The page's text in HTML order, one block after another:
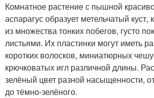
Комнатное растение с пышной
аспарагус образует метельчатый куст,
из множества тонких побегов, густо
листьями. Их пластинки могут иметь
коротких волосков, миниатюрных
крючковатых игл различной длины.
зелёный цвет разной насыщенности,
до тёмно-зелёного.